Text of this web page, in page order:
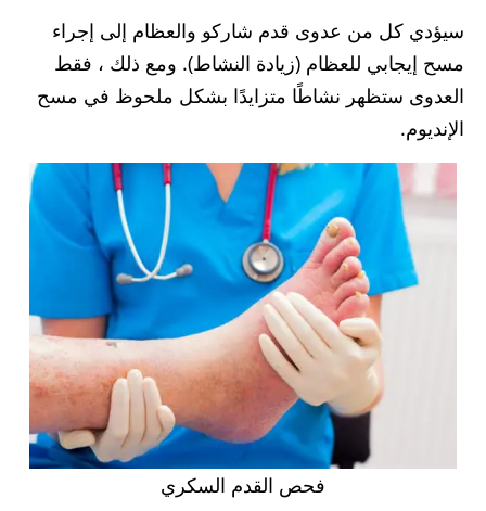
سيؤدي كل من عدوى قدم شاركو والعظام إلى إجراء
مسح إيجابي للعظام (زيادة النشاط). ومع ذلك ، فقط
العدوى ستظهر نشاطًا متزايدًا بشكل ملحوظ في مسح
الإنديوم.
فحص القدم السكري